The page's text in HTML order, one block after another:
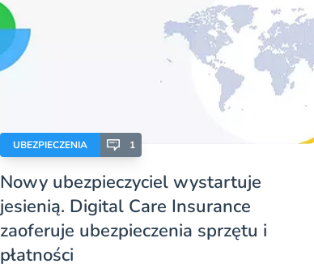
UBEZPIECZENIA 1
Nowy ubezpieczyciel wystartuje
jesienią. Digital Care Insurance
zaoferuje ubezpieczenia sprzętu i
płatności